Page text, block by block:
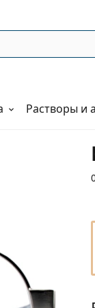
Растворы и